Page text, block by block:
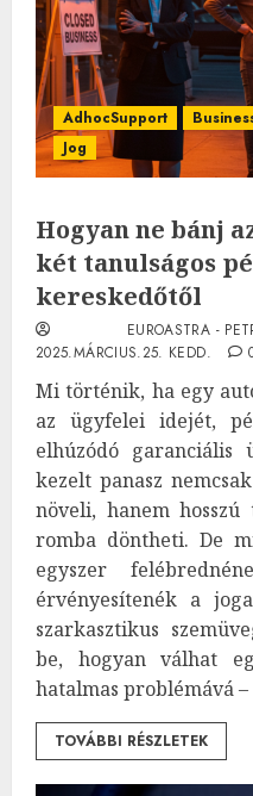
AdhocSupport
Jog
Hogyan ne bánj
két tanulságos
kereskedőtől
EUROASTRA -
2025.MÁRCIUS.25. KEDD.
Mi történik, ha egy
az ügyfelei idejét,
elhúzódó
kezelt panasz
növeli, hanem
romba döntheti. De
egyszer
érvényesítenék a
szarkasztikus
be, hogyan válhat
hatalmas problémává
TOVÁBBI RÉSZLETEK